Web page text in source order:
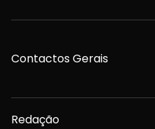
Contactos Gerais
Redação